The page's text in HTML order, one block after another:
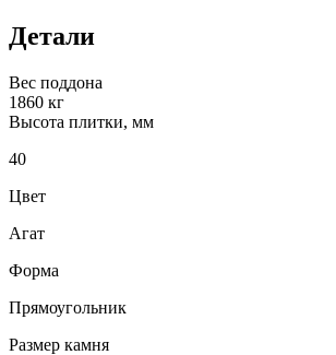
Детали
Вес поддона
1860 кг
Высота плитки, мм
40
Цвет
Агат
Форма
Прямоугольник
Размер камня